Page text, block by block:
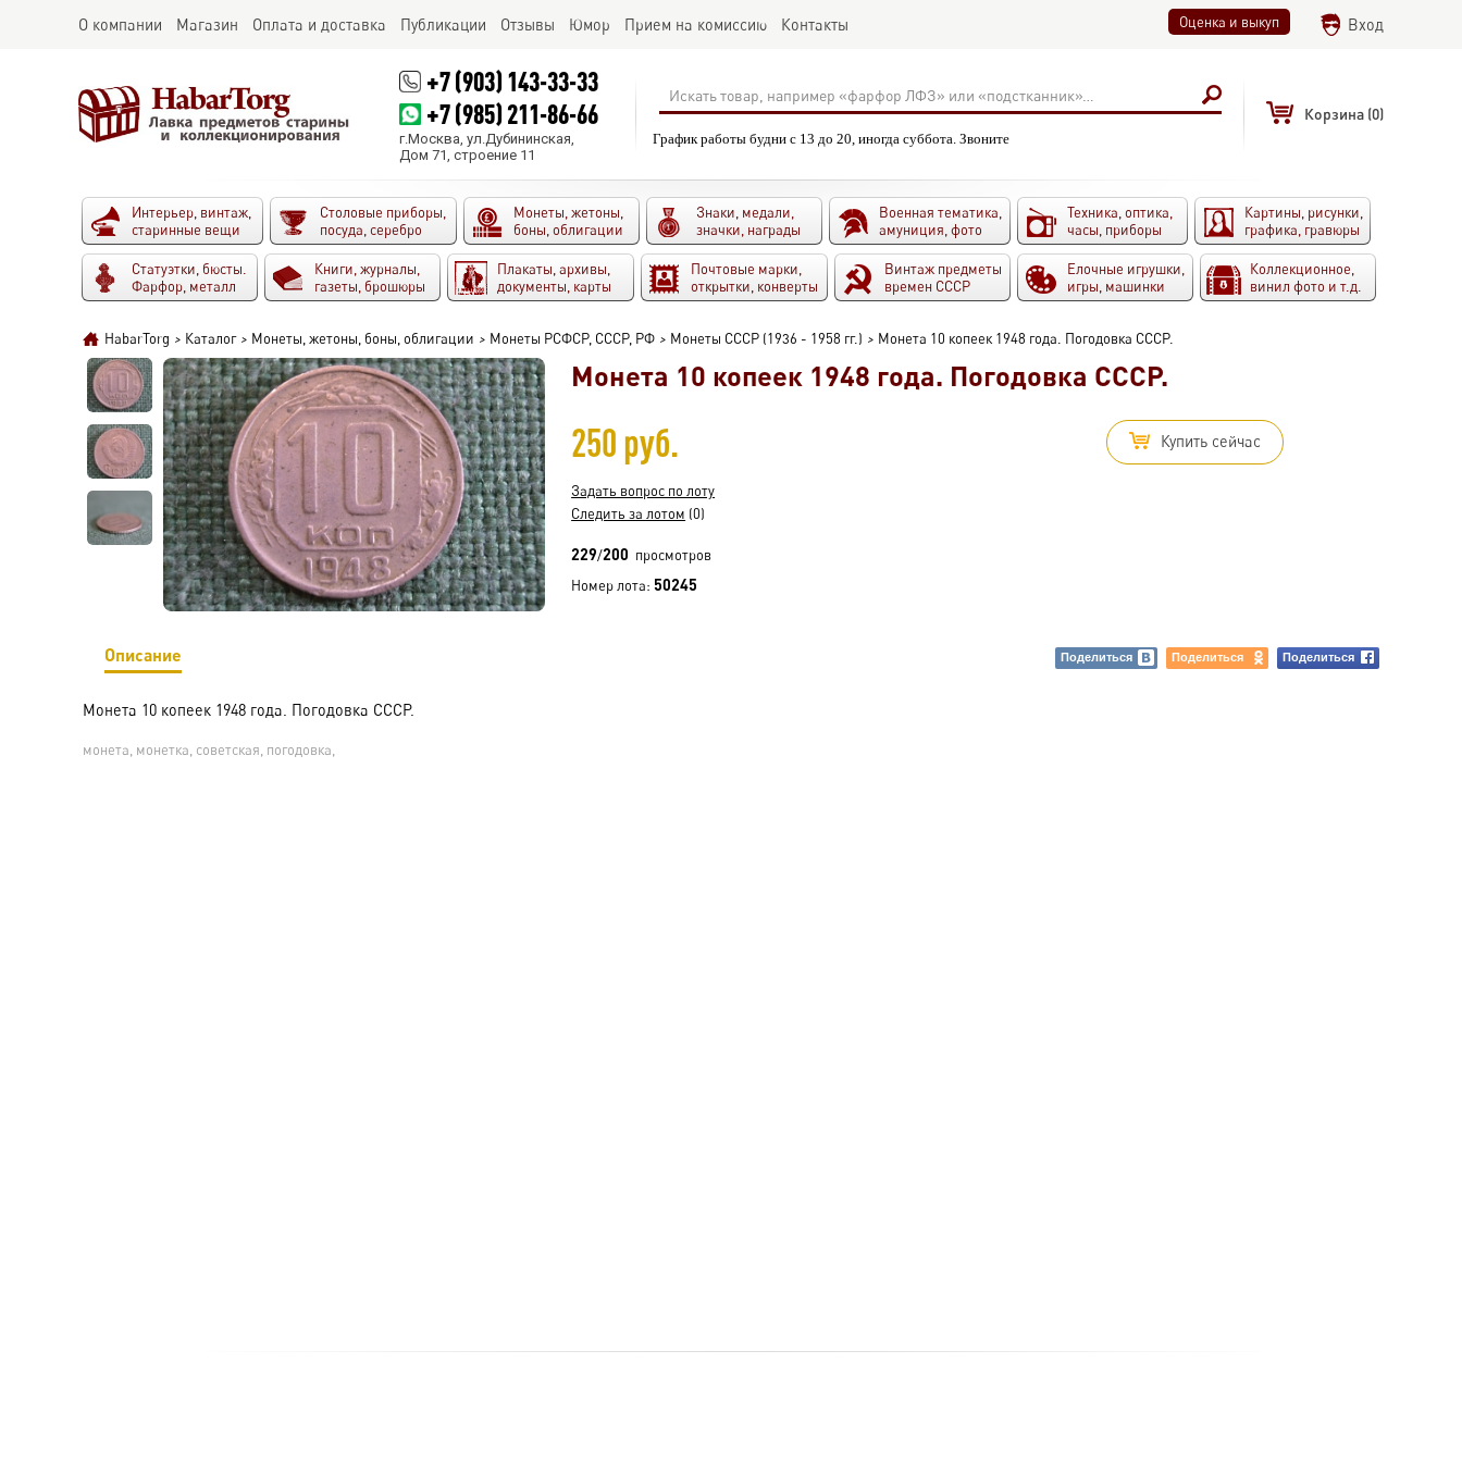
О компании Магазин Оплата и доставка Публикации Отзывы Юмор Прием на комиссию Контакты Оценка и выкуп Вход
+7 (903) 143-33-33
+7 (985) 211-86-66
г.Москва, ул.Дубининская,
Дом 71, строение 11
График работы будни с 13 до 20, иногда суббота. Звоните
Корзина (0)
Интерьер, винтаж,
старинные вещи
Столовые приборы,
посуда, серебро
Монеты, жетоны,
боны, облигации
Знаки, медали,
значки, награды
Военная тематика,
амуниция, фото
Техника, оптика,
часы, приборы
Картины, рисунки,
графика, гравюры
Статуэтки, бюсты.
Фарфор, металл
Книги, журналы,
газеты, брошюры
Плакаты, архивы,
документы, карты
Почтовые марки,
открытки, конверты
Винтаж предметы
времен СССР
Елочные игрушки,
игры, машинки
Коллекционное,
винил фото и т.д.
HabarTorg > Каталог > Монеты, жетоны, боны, облигации > Монеты РСФСР, СССР, РФ > Монеты СССР (1936 - 1958 гг.) > Монета 10 копеек 1948 года. Погодовка СССР.
Монета 10 копеек 1948 года. Погодовка СССР.
250 руб. Купить сейчас
Задать вопрос по лоту
Следить за лотом (0)
229/200 просмотров
Номер лота: 50245
Описание Поделиться Поделиться Поделиться
Монета 10 копеек 1948 года. Погодовка СССР.
монета, монетка, советская, погодовка,